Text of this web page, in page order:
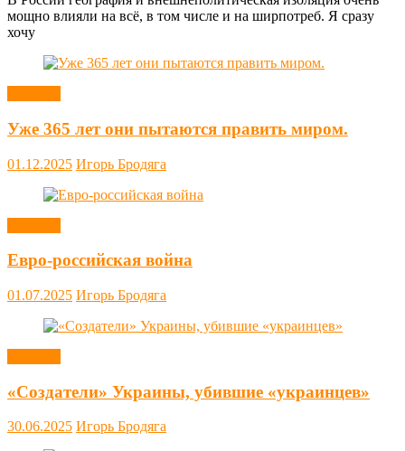
мощно влияли на всё, в том числе и на ширпотреб. Я сразу
хочу
Уже 365 лет они пытаются править миром.
01.12.2025 Игорь Бродяга
Евро-российская война
01.07.2025 Игорь Бродяга
«Создатели» Украины, убившие «украинцев»
30.06.2025 Игорь Бродяга